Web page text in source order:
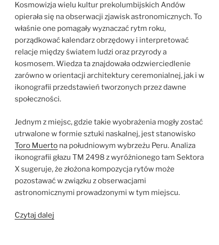
Kosmowizja wielu kultur prekolumbijskich Andów
opierała się na obserwacji zjawisk astronomicznych. To
właśnie one pomagały wyznaczać rytm roku,
porządkować kalendarz obrzędowy i interpretować
relacje między światem ludzi oraz przyrody a
kosmosem. Wiedza ta znajdowała odzwierciedlenie
zarówno w orientacji architektury ceremonialnej, jak i w
ikonografii przedstawień tworzonych przez dawne
społeczności.
Jednym z miejsc, gdzie takie wyobrażenia mogły zostać
utrwalone w formie sztuki naskalnej, jest stanowisko
Toro Muerto na południowym wybrzeżu Peru. Analiza
ikonografii głazu TM 2498 z wyróżnionego tam Sektora
X sugeruje, że złożona kompozycja rytów może
pozostawać w związku z obserwacjami
astronomicznymi prowadzonymi w tym miejscu.
Czytaj dalej